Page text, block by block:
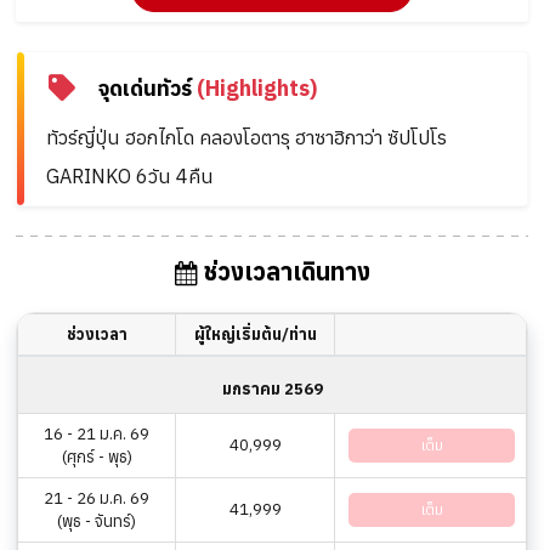
จุดเด่นทัวร์(Highlights)
ทัวร์ญี่ปุ่น ฮอกไกโด คลองโอตารุ ฮาซาฮิกาว่า ซัปโปโร
GARINKO 6วัน 4คืน
ช่วงเวลาเดินทาง
ช่วงเวลา ผู้ใหญ่เริ่มต้น/ท่าน
มกราคม 2569
16 - 21 ม.ค. 69
(ศุกร์ - พุธ)
40,999 เต็ม
21 - 26 ม.ค. 69
(พุธ - จันทร์)
41,999 เต็ม